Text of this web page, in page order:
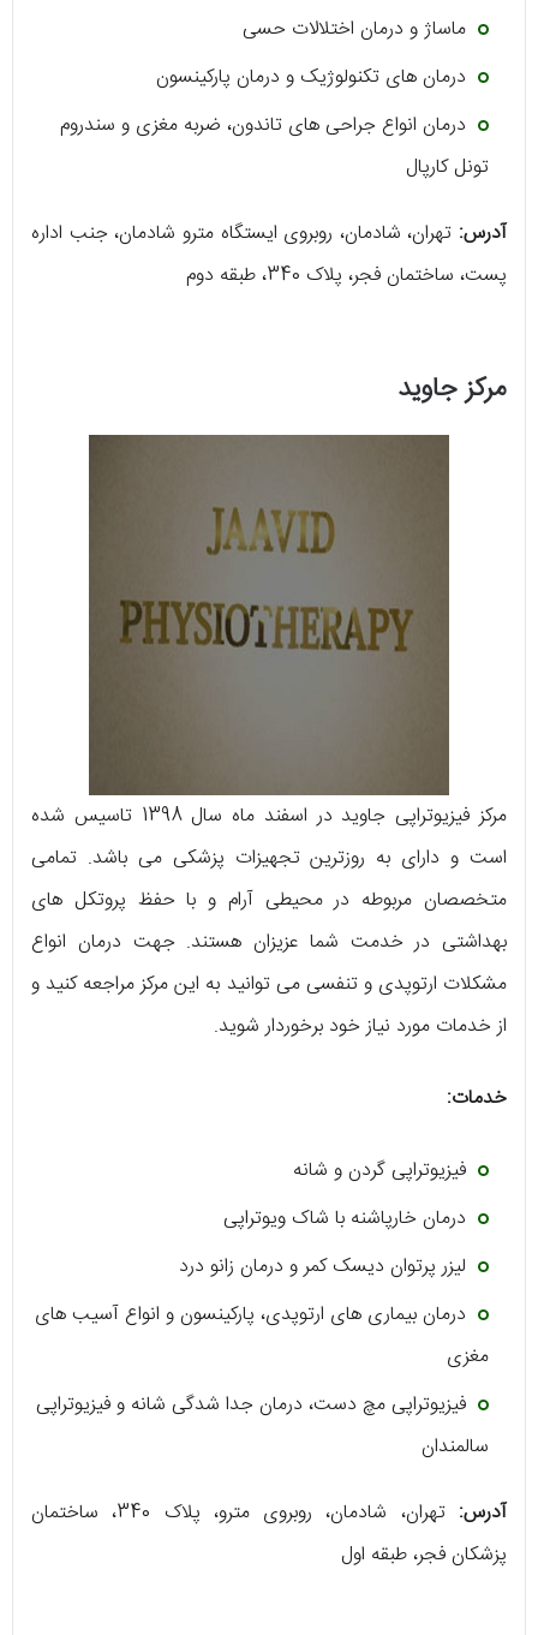
ماساژ و درمان اختلالات حسی
درمان ‌های تکنولوژیک و درمان پارکینسون
درمان انواع جراحی‌ های تاندون، ضربه مغزی و سندروم
تونل کارپال
آدرس: تهران، شادمان، روبروی ایستگاه مترو شادمان، جنب اداره
پست، ساختمان فجر، پلاک 340، طبقه دوم
مرکز جاوید
مرکز فیزیوتراپی جاوید در اسفند ماه سال 1398 تاسیس شده
است و دارای به روزترین تجهیزات پزشکی می ‌باشد. تمامی
متخصصان مربوطه در محیطی آرام و با حفظ پروتکل ‌های
بهداشتی در خدمت شما عزیزان هستند. جهت درمان انواع
مشکلات ارتوپدی و تنفسی می ‌توانید به این مرکز مراجعه کنید و
از خدمات مورد نیاز خود برخوردار شوید.
خدمات:
فیزیوتراپی گردن و شانه
درمان خارپاشنه با شاک ویوتراپی
لیزر پرتوان دیسک کمر و درمان زانو درد
درمان بیماری‌ های ارتوپدی، پارکینسون و انواع آسیب‌ ‌های
مغزی
فیزیوتراپی مچ دست، درمان جدا شدگی شانه و فیزیوتراپی
سالمندان
آدرس:
تهران، شادمان، روبروی مترو، پلاک 340، ساختمان
پزشکان فجر، طبقه اول